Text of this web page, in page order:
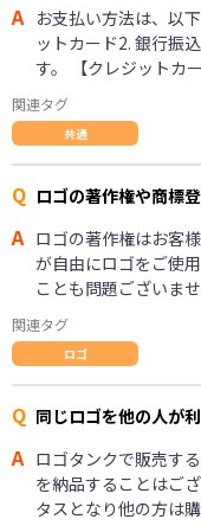
A お支払い方法は、以
ットカード2. 銀行振
す。 【クレジットカ
関連タグ
共通
Q ロゴの著作権や商標
A ロゴの著作権はお客
が自由にロゴをご使
ことも問題ございま
関連タグ
ロゴ
Q 同じロゴを他の人が
A ロゴタンクで販売す
を納品することはご
タスとなり他の方は